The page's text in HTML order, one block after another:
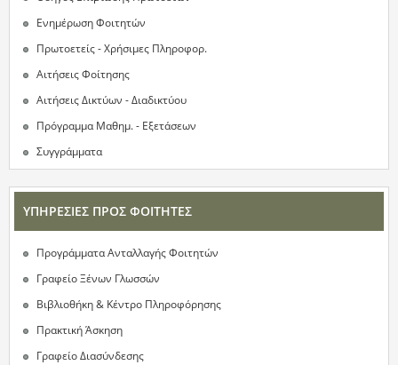
Ενημέρωση Φοιτητών
Πρωτοετείς - Χρήσιμες Πληροφορ.
Αιτήσεις Φοίτησης
Αιτήσεις Δικτύων - Διαδικτύου
Πρόγραμμα Μαθημ. - Eξετάσεων
Συγγράμματα
ΥΠΗΡΕΣΙΕΣ ΠΡΟΣ ΦΟΙΤΗΤΕΣ
Προγράμματα Ανταλλαγής Φοιτητών
Γραφείο Ξένων Γλωσσών
Βιβλιοθήκη & Κέντρο Πληροφόρησης
Πρακτική Άσκηση
Γραφείο Διασύνδεσης